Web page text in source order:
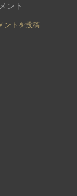
ント
ントを投稿